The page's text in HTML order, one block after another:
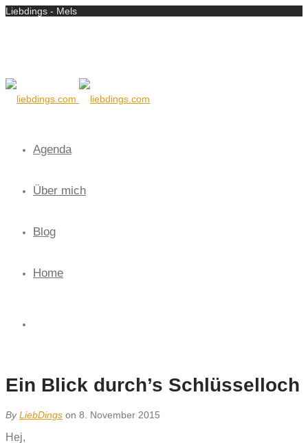
Liebdings - Mels
Agenda
Über mich
Blog
Home
Ein Blick durch’s Schlüsselloch
ByLiebDings on 8. November 2015
Hej,